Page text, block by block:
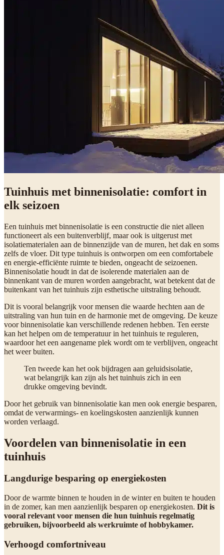
Tuinhuis met binnenisolatie: comfort in
elk seizoen
Een tuinhuis met binnenisolatie is een constructie die niet alleen
functioneert als een buitenverblijf, maar ook is uitgerust met
isolatiematerialen aan de binnenzijde van de muren, het dak en soms
zelfs de vloer. Dit type tuinhuis is ontworpen om een comfortabele
en energie-efficiënte ruimte te bieden, ongeacht de seizoenen.
Binnenisolatie houdt in dat de isolerende materialen aan de
binnenkant van de muren worden aangebracht, wat betekent dat de
buitenkant van het tuinhuis zijn esthetische uitstraling behoudt.
Dit is vooral belangrijk voor mensen die waarde hechten aan de
uitstraling van hun tuin en de harmonie met de omgeving. De keuze
voor binnenisolatie kan verschillende redenen hebben. Ten eerste
kan het helpen om de temperatuur in het tuinhuis te reguleren,
waardoor het een aangename plek wordt om te verblijven, ongeacht
het weer buiten.
Ten tweede kan het ook bijdragen aan geluidsisolatie,
wat belangrijk kan zijn als het tuinhuis zich in een
drukke omgeving bevindt.
Door het gebruik van binnenisolatie kan men ook energie besparen,
omdat de verwarmings- en koelingskosten aanzienlijk kunnen
worden verlaagd.
Voordelen van binnenisolatie in een
tuinhuis
Langdurige besparing op energiekosten
Door de warmte binnen te houden in de winter en buiten te houden
in de zomer, kan men aanzienlijk besparen op energiekosten. Dit is
vooral relevant voor mensen die hun tuinhuis regelmatig
gebruiken, bijvoorbeeld als werkruimte of hobbykamer.
Verhoogd comfortniveau